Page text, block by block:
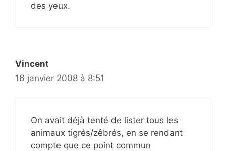
des yeux.
Vincent
16 janvier 2008 à 8:51
On avait déjà tenté de lister tous les
animaux tigrés/zêbrés, en se rendant
compte que ce point commun